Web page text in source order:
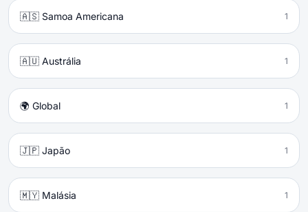
🇦🇸 Samoa Americana 1
🇦🇺 Austrália 1
🌍 Global 1
🇯🇵 Japão 1
🇲🇾 Malásia 1